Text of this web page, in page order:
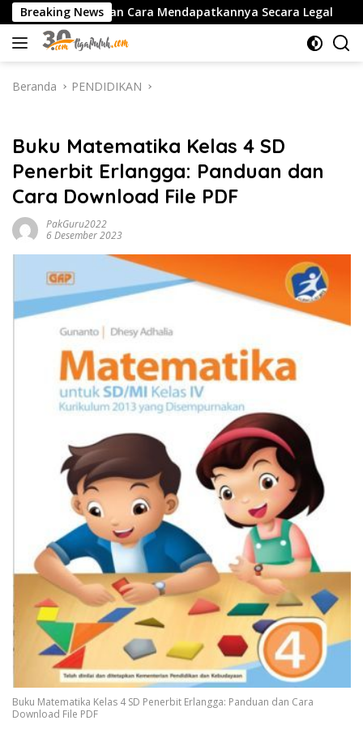
Langsung
ke
konten
Breaking News
dan Cara Mendapatkannya Secara Legal
Beranda PENDIDIKAN
Buku Matematika Kelas 4 SD
Penerbit Erlangga: Panduan dan
Cara Download File PDF
PakGuru2022
6 Desember 2023
Buku Matematika Kelas 4 SD Penerbit Erlangga: Panduan dan Cara
Download File PDF